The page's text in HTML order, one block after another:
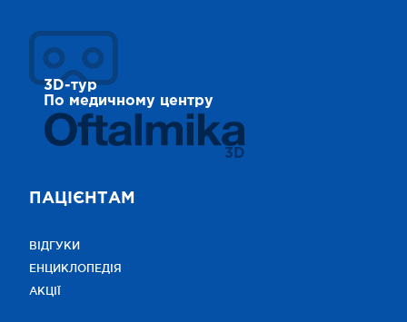
3D-тур
По медичному центру
3D
ПАЦІЄНТАМ
ВІДГУКИ
ЕНЦИКЛОПЕДІЯ
АКЦІЇ